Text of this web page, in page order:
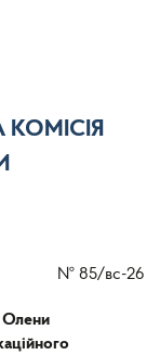
№ 85/вс-26
Олени